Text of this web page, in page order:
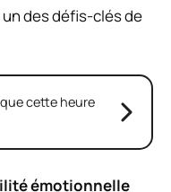
des défis-clés de
cette heure
émotionnelle